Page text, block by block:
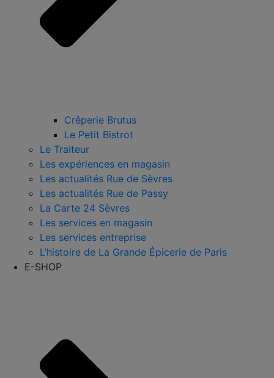
Crêperie Brutus
Le Petit Bistrot
Le Traiteur
Les expériences en magasin
Les actualités Rue de Sèvres
Les actualités Rue de Passy
La Carte 24 Sèvres
Les services en magasin
Les services entreprise
L’histoire de La Grande Épicerie de Paris
E-SHOP